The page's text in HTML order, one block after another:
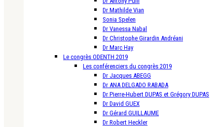
Dr Mathilde Vian
Sonia Spelen
Dr Vanessa Nabal
Dr Christophe Girardin Andréani
Dr Marc Hay
Le congrès ODENTH 2019
Les conférenciers du congrès 2019
Dr Jacques ABEGG
Dr ANA DELGADO RABADA
Dr Pierre-Hubert DUPAS et Grégory DUPAS
Dr David GUEX
Dr Gérard GUILLAUME
Dr Robert Heckler